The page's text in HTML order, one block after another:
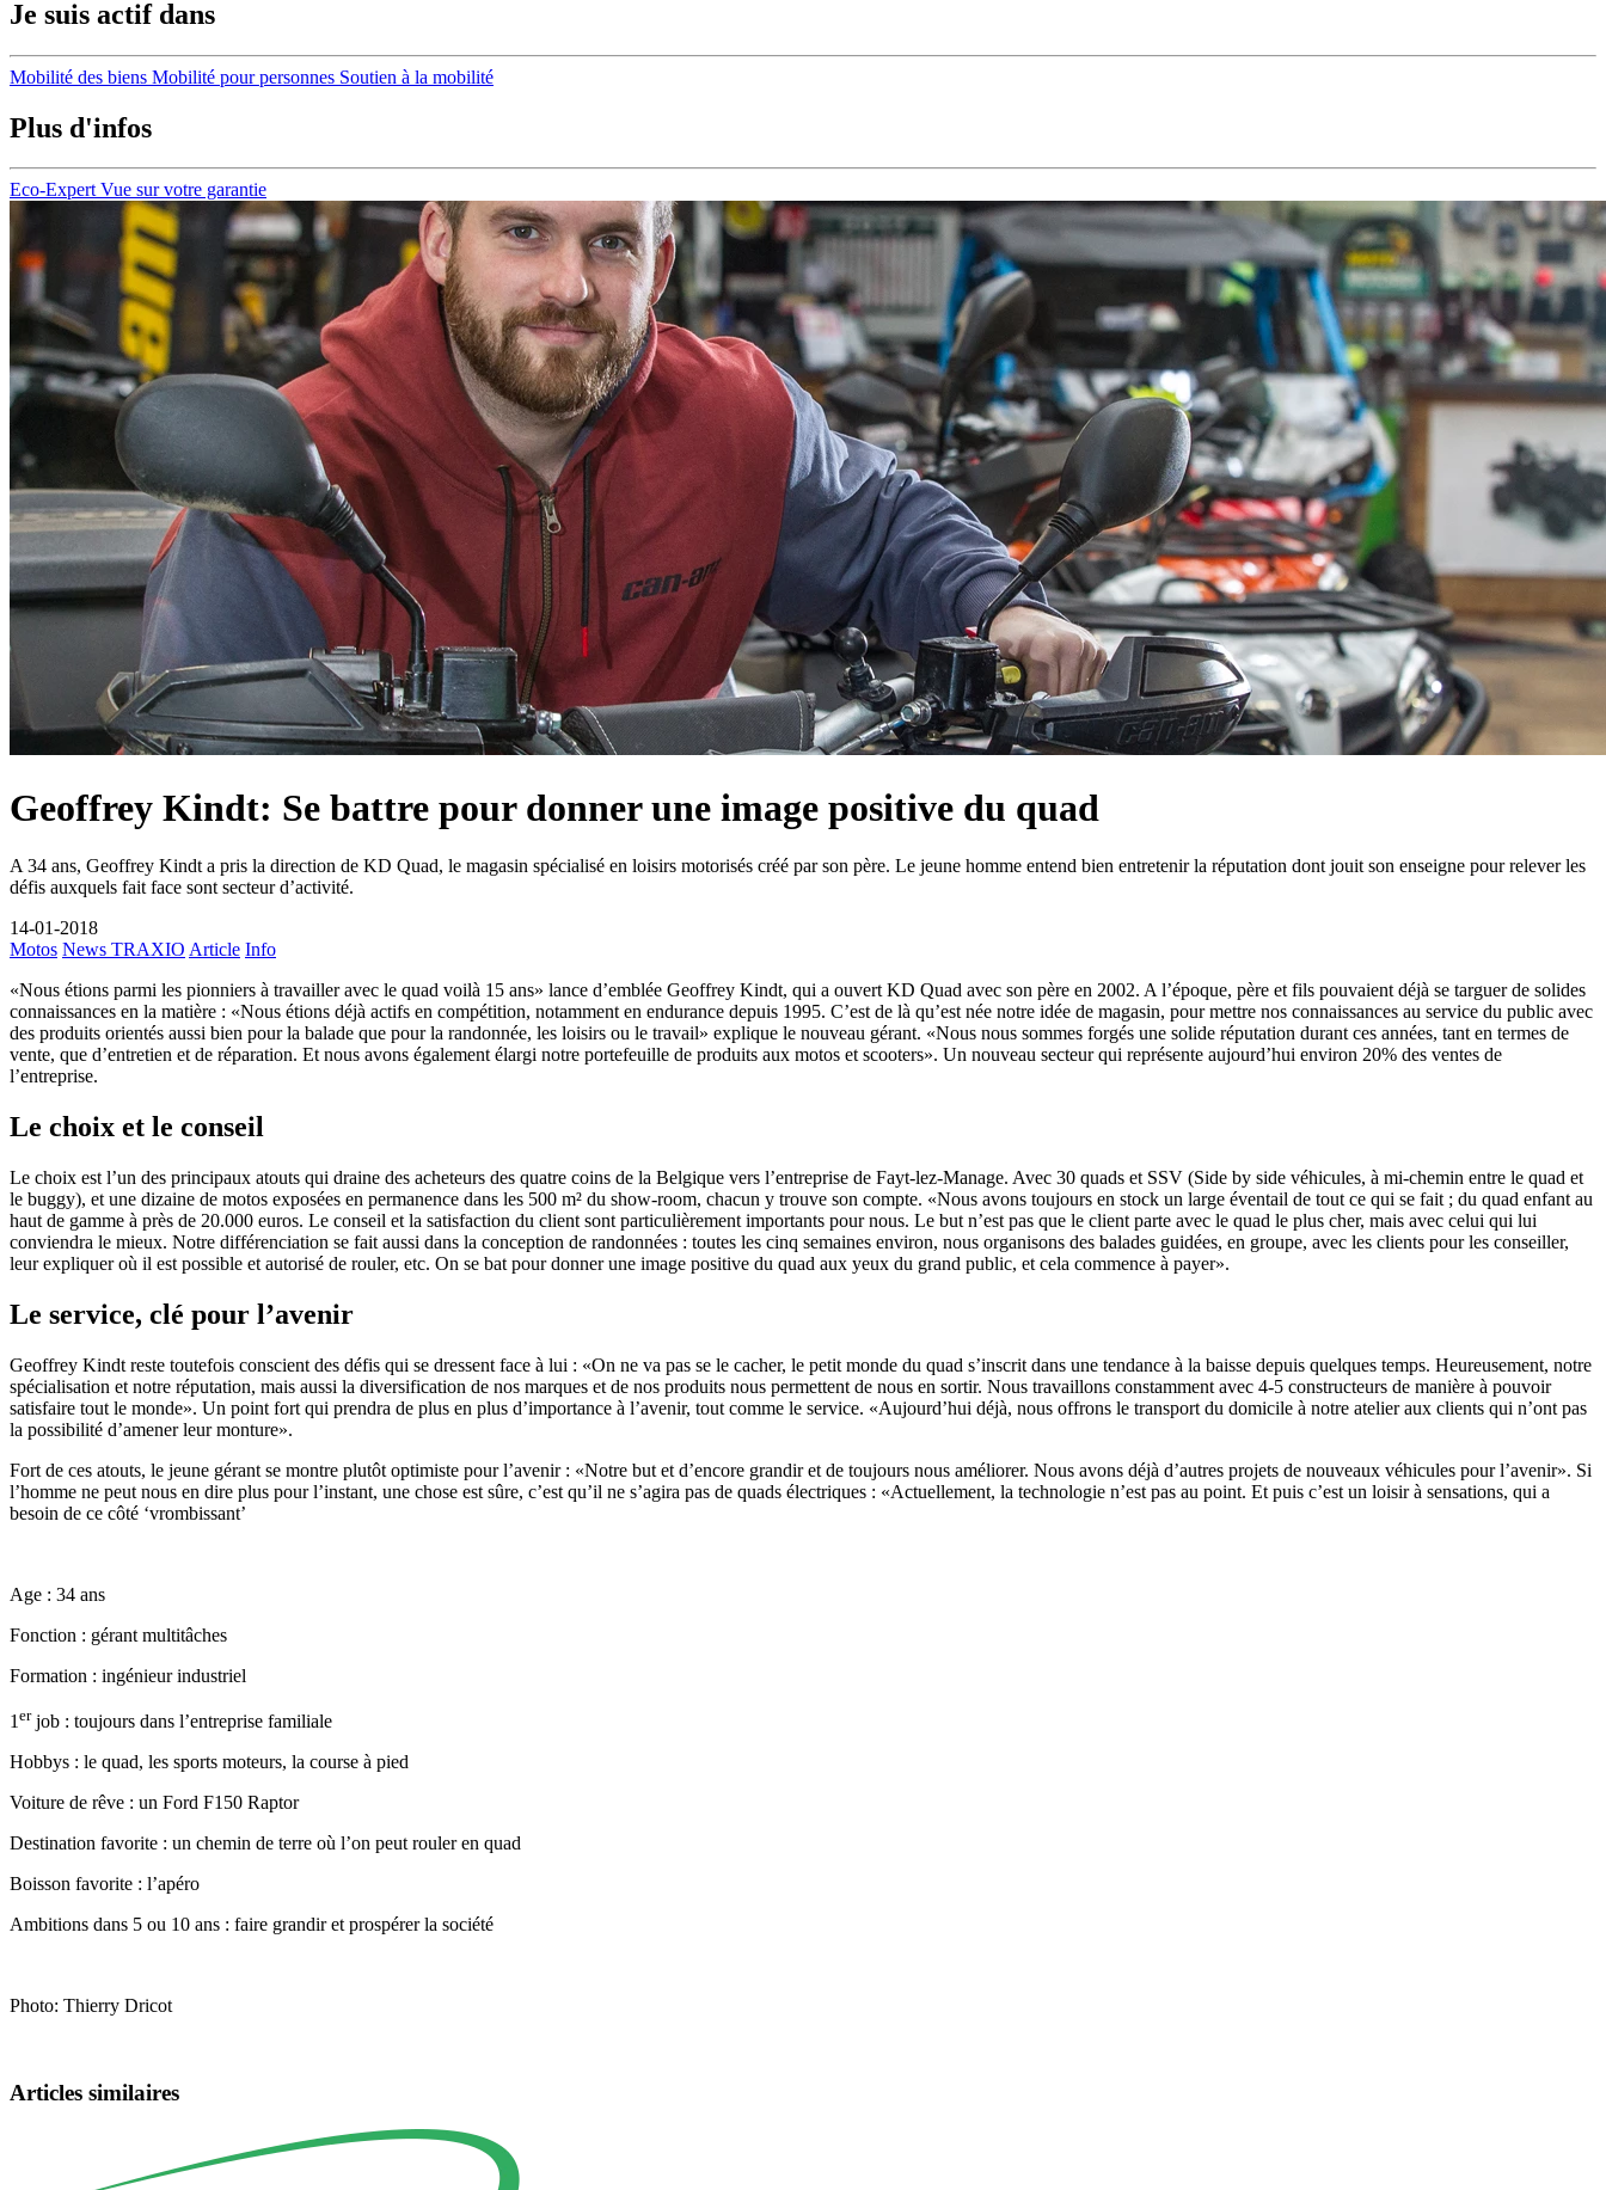
Je suis actif dans
Mobilité des biens Mobilité pour personnes Soutien à la mobilité
Plus d'infos
Eco-Expert Vue sur votre garantie
Geoffrey Kindt: Se battre pour donner une image positive du quad
A 34 ans, Geoffrey Kindt a pris la direction de KD Quad, le magasin spécialisé en loisirs motorisés créé par son père. Le jeune homme entend bien entretenir la réputation dont jouit son enseigne pour relever les
défis auxquels fait face sont secteur d’activité.
14-01-2018
Motos News TRAXIO Article Info
«Nous étions parmi les pionniers à travailler avec le quad voilà 15 ans» lance d’emblée Geoffrey Kindt, qui a ouvert KD Quad avec son père en 2002. A l’époque, père et fils pouvaient déjà se targuer de solides
connaissances en la matière : «Nous étions déjà actifs en compétition, notamment en endurance depuis 1995. C’est de là qu’est née notre idée de magasin, pour mettre nos connaissances au service du public avec
des produits orientés aussi bien pour la balade que pour la randonnée, les loisirs ou le travail» explique le nouveau gérant. «Nous nous sommes forgés une solide réputation durant ces années, tant en termes de
vente, que d’entretien et de réparation. Et nous avons également élargi notre portefeuille de produits aux motos et scooters». Un nouveau secteur qui représente aujourd’hui environ 20% des ventes de
l’entreprise.
Le choix et le conseil
Le choix est l’un des principaux atouts qui draine des acheteurs des quatre coins de la Belgique vers l’entreprise de Fayt-lez-Manage. Avec 30 quads et SSV (Side by side véhicules, à mi-chemin entre le quad et
le buggy), et une dizaine de motos exposées en permanence dans les 500 m² du show-room, chacun y trouve son compte. «Nous avons toujours en stock un large éventail de tout ce qui se fait ; du quad enfant au
haut de gamme à près de 20.000 euros. Le conseil et la satisfaction du client sont particulièrement importants pour nous. Le but n’est pas que le client parte avec le quad le plus cher, mais avec celui qui lui
conviendra le mieux. Notre différenciation se fait aussi dans la conception de randonnées : toutes les cinq semaines environ, nous organisons des balades guidées, en groupe, avec les clients pour les conseiller,
leur expliquer où il est possible et autorisé de rouler, etc. On se bat pour donner une image positive du quad aux yeux du grand public, et cela commence à payer».
Le service, clé pour l’avenir
Geoffrey Kindt reste toutefois conscient des défis qui se dressent face à lui : «On ne va pas se le cacher, le petit monde du quad s’inscrit dans une tendance à la baisse depuis quelques temps. Heureusement, notre
spécialisation et notre réputation, mais aussi la diversification de nos marques et de nos produits nous permettent de nous en sortir. Nous travaillons constamment avec 4-5 constructeurs de manière à pouvoir
satisfaire tout le monde». Un point fort qui prendra de plus en plus d’importance à l’avenir, tout comme le service. «Aujourd’hui déjà, nous offrons le transport du domicile à notre atelier aux clients qui n’ont pas
la possibilité d’amener leur monture».
Fort de ces atouts, le jeune gérant se montre plutôt optimiste pour l’avenir : «Notre but et d’encore grandir et de toujours nous améliorer. Nous avons déjà d’autres projets de nouveaux véhicules pour l’avenir». Si
l’homme ne peut nous en dire plus pour l’instant, une chose est sûre, c’est qu’il ne s’agira pas de quads électriques : «Actuellement, la technologie n’est pas au point. Et puis c’est un loisir à sensations, qui a
besoin de ce côté ‘vrombissant’
Age : 34 ans
Fonction : gérant multitâches
Formation : ingénieur industriel
1 erjob : toujours dans l’entreprise familiale
Hobbys : le quad, les sports moteurs, la course à pied
Voiture de rêve : un Ford F150 Raptor
Destination favorite : un chemin de terre où l’on peut rouler en quad
Boisson favorite : l’apéro
Ambitions dans 5 ou 10 ans : faire grandir et prospérer la société
Photo: Thierry Dricot
Articles similaires